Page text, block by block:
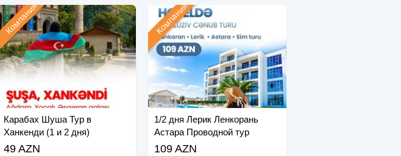
Карабах Шуша Тур в
Ханкенди (1 и 2 дня)
Компания
49 AZN
1/2 дня Лерик Ленкорань
Астара Проводной тур
Компания
109 AZN